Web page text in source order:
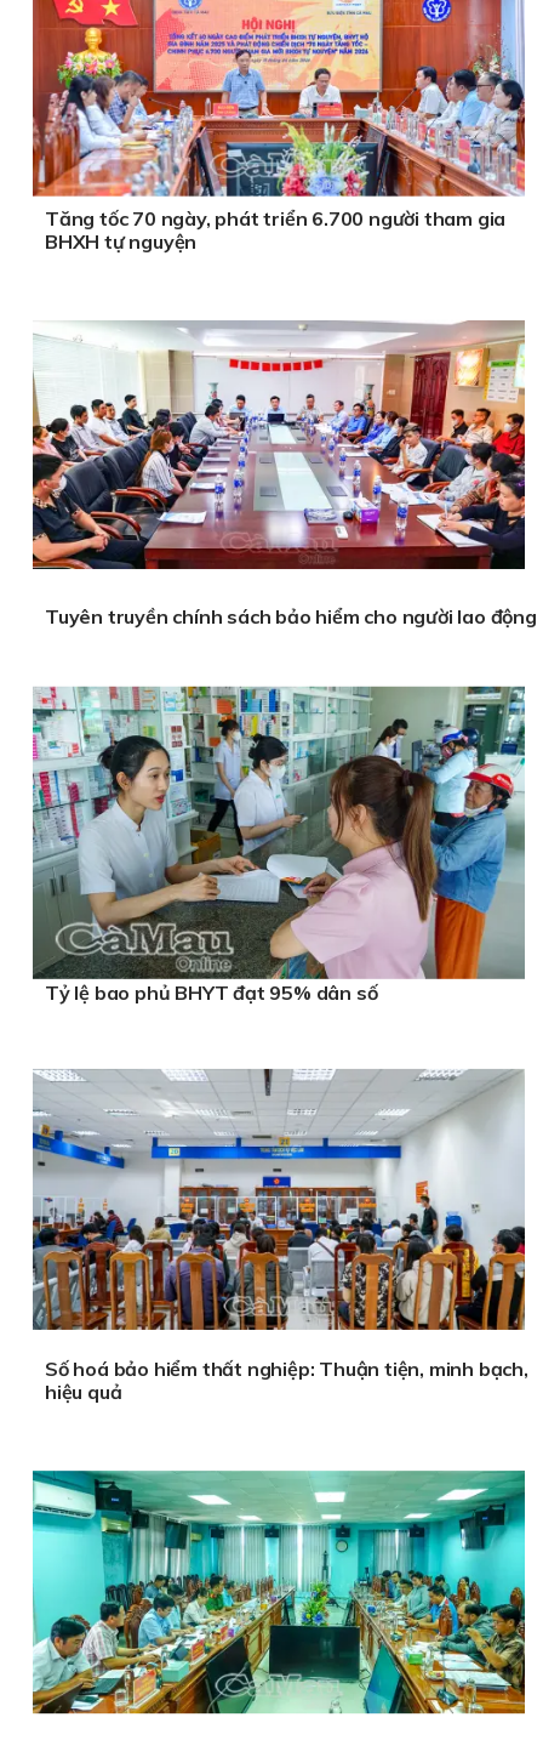
Tăng tốc 70 ngày, phát triển 6.700 người tham gia
BHXH tự nguyện
Tuyên truyền chính sách bảo hiểm cho người lao động
Tỷ lệ bao phủ BHYT đạt 95% dân số
Số hoá bảo hiểm thất nghiệp: Thuận tiện, minh bạch,
hiệu quả